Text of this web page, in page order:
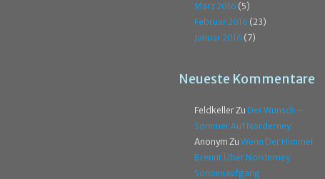
März 2016 (5)
Februar 2016 (23)
Januar 2016 (7)
Neueste Kommentare
FeldkellerZu Der Wunsch –
Sommer Auf Norderney
Anonym Zu Wenn Der Himmel
Brennt Über Norderney
Sonnenaufgang